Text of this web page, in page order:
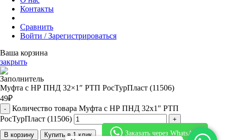
Контакты
Сравнить
Войти / Зарегистрироваться
Ваша корзина
закрыть
Муфта с НР ПНД 32×1″ РТП РосТурПласт (11506)
49₽
Количество товара Муфта с НР ПНД 32x1" РТП
РосТурПласт (11506)
В корзину Купить в 1 клик Заказать через WhatsApp